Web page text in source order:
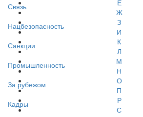
Связь
Нацбезопасность
Санкции
Промышленность
За рубежом
Кадры
Е
Ж
З
И
К
Л
М
Н
О
П
Р
С